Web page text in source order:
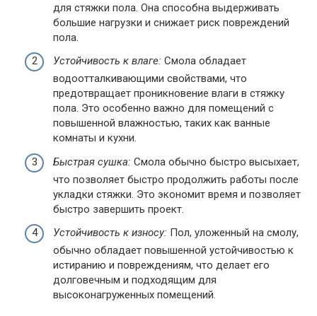
для стяжки пола. Она способна выдерживать
большие нагрузки и снижает риск повреждений
пола.
Устойчивость к влаге: Смола обладает
водоотталкивающими свойствами, что
предотвращает проникновение влаги в стяжку
пола. Это особенно важно для помещений с
повышенной влажностью, таких как ванные
комнаты и кухни.
Быстрая сушка: Смола обычно быстро высыхает,
что позволяет быстро продолжить работы после
укладки стяжки. Это экономит время и позволяет
быстро завершить проект.
Устойчивость к износу: Пол, уложенный на смолу,
обычно обладает повышенной устойчивостью к
истиранию и повреждениям, что делает его
долговечным и подходящим для
высоконагруженных помещений.